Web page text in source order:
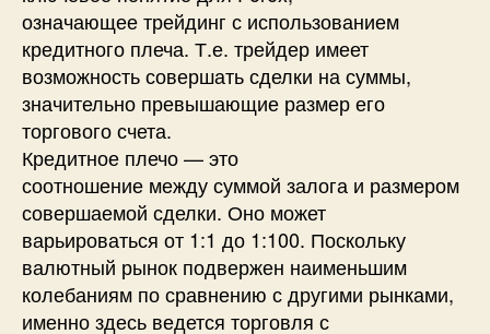
означающее трейдинг с использованием
кредитного плеча. Т.е. трейдер имеет
возможность совершать сделки на суммы,
значительно превышающие размер его
торгового счета.
Кредитное плечо — это
соотношение между суммой залога и размером
совершаемой сделки. Оно может
варьироваться от 1:1 до 1:100. Поскольку
валютный рынок подвержен наименьшим
колебаниям по сравнению с другими рынками,
именно здесь ведется торговля с